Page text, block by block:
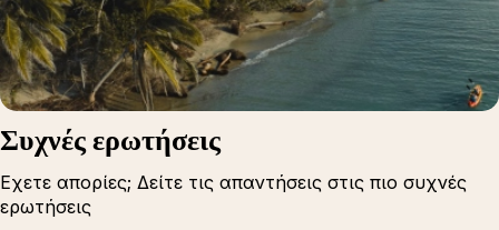
Συχνές ερωτήσεις
Εχετε απορίες; Δείτε τις απαντήσεις στις πιο συχνές
ερωτήσεις